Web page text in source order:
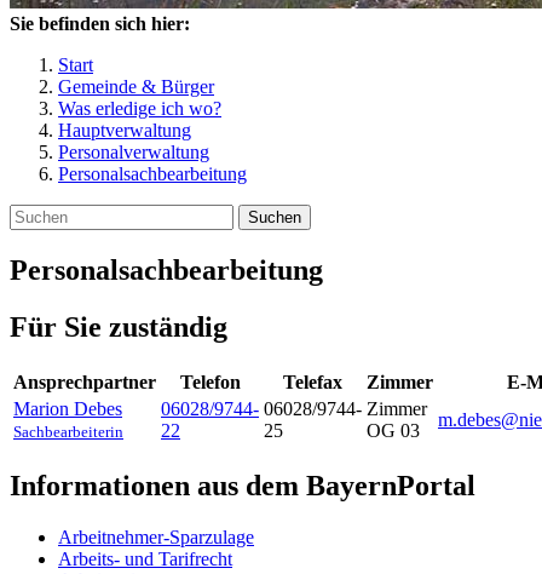
Sie befinden sich hier:
Start
Gemeinde & Bürger
Was erledige ich wo?
Hauptverwaltung
Personalverwaltung
Personalsachbearbeitung
Suchen
Personalsachbearbeitung
Für Sie zuständig
Ansprechpartner Telefon Telefax Zimmer
E-
Marion Debes
Sachbearbeiterin
06028/9744-
22
06028/9744-
25
Zimmer
OG 03
Informationen aus dem BayernPortal
Arbeitnehmer-Sparzulage
Arbeits- und Tarifrecht